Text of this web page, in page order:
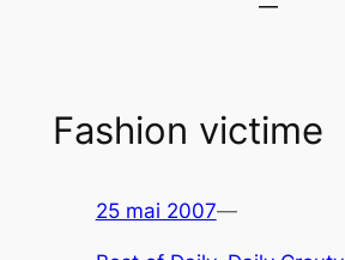
Fashion victime
25 mai 2007—